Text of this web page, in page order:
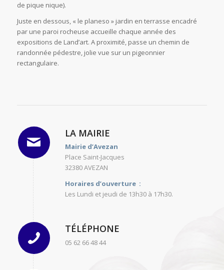
de pique nique).
Juste en dessous, « le planeso » jardin en terrasse encadré
par une paroi rocheuse accueille chaque année des
expositions de Land’art. A proximité, passe un chemin de
randonnée pédestre, jolie vue sur un pigeonnier
rectangulaire.
LA MAIRIE
Mairie d’Avezan
Place Saint-Jacques
32380 AVEZAN
Horaires d’ouverture :
Les Lundi et jeudi de 13h30 à 17h30.
TÉLÉPHONE
05 62 66 48 44